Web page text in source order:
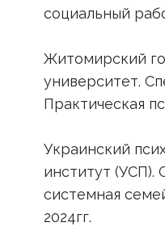
социальный
Житомирский
университет.
Практическая
Украинский
институт (УСП).
системная
2024гг.